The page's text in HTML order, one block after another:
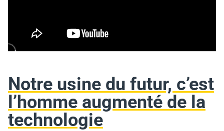
Mute Settings
Notre usine du futur, c’est
l’homme augmenté de la
technologie